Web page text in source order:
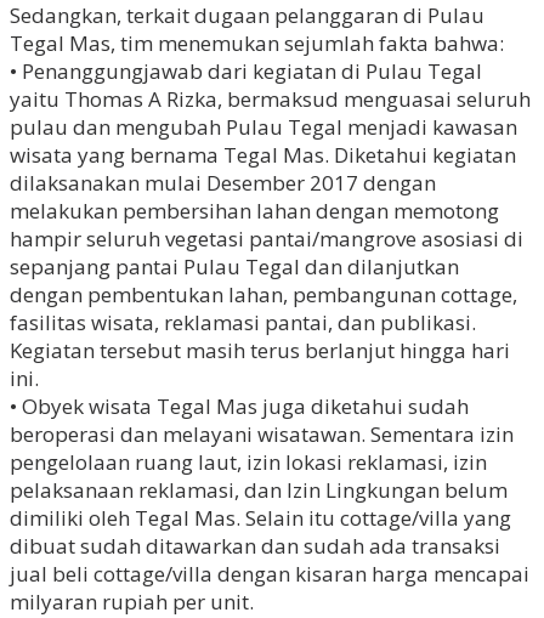
Sedangkan, terkait dugaan pelanggaran di Pulau
Tegal Mas, tim menemukan sejumlah fakta bahwa:
• Penanggungjawab dari kegiatan di Pulau Tegal
yaitu Thomas A Rizka, bermaksud menguasai seluruh
pulau dan mengubah Pulau Tegal menjadi kawasan
wisata yang bernama Tegal Mas. Diketahui kegiatan
dilaksanakan mulai Desember 2017 dengan
melakukan pembersihan lahan dengan memotong
hampir seluruh vegetasi pantai/mangrove asosiasi di
sepanjang pantai Pulau Tegal dan dilanjutkan
dengan pembentukan lahan, pembangunan cottage,
fasilitas wisata, reklamasi pantai, dan publikasi.
Kegiatan tersebut masih terus berlanjut hingga hari
ini.
• Obyek wisata Tegal Mas juga diketahui sudah
beroperasi dan melayani wisatawan. Sementara izin
pengelolaan ruang laut, izin lokasi reklamasi, izin
pelaksanaan reklamasi, dan Izin Lingkungan belum
dimiliki oleh Tegal Mas. Selain itu cottage/villa yang
dibuat sudah ditawarkan dan sudah ada transaksi
jual beli cottage/villa dengan kisaran harga mencapai
milyaran rupiah per unit.